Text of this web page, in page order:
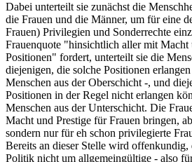
Dabei unterteilt sie zunächst die
die Frauen und die Männer, um für eine
Frauen) Privilegien und Sonder­rechte
Frauenquote "hinsichtlich aller mit Macht
Positionen" fordert, unterteilt sie die
diejenigen, die solche Positionen
Menschen aus der Oberschicht -, und
Positionen in der Regel nicht erlangen
Menschen aus der Unterschicht. Die
Macht und Prestige für Frauen bringen,
sondern nur für eh schon privilegierte
Bereits an dieser Stelle wird offenkundig,
Politik nicht um allgemein­gültige - also